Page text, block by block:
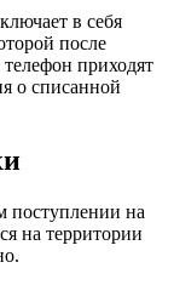
в себя
после
приходят
о списанной
поступлении на
на территории